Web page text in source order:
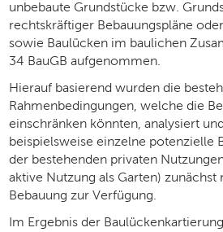
unbebaute Grundstücke bzw.
rechtskräftiger Bebauungspläne
sowie Baulücken im baulichen
34 BauGB aufgenommen.
Hierauf basierend wurden die
Rahmenbedingungen, welche die
einschränken könnten, analysiert
beispielsweise einzelne potenzielle
der bestehenden privaten
aktive Nutzung als Garten) zunächst
Bebauung zur Verfügung.
Im Ergebnis der